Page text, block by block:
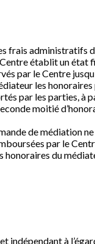
frais administratifs
établit un
par le Centre
les honoraires
par les parties, à
moitié
de médiation
par le
honoraires du
indépendant à